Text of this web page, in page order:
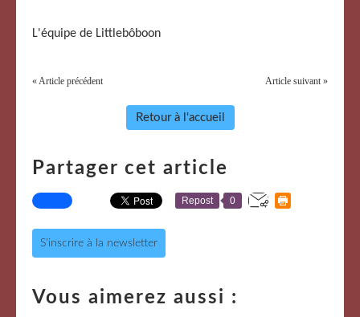
L'équipe de Littlebôboon
« Article précédent Article suivant »
Retour à l'accueil
Partager cet article
Repost 0
S'inscrire à la newsletter
Vous aimerez aussi :